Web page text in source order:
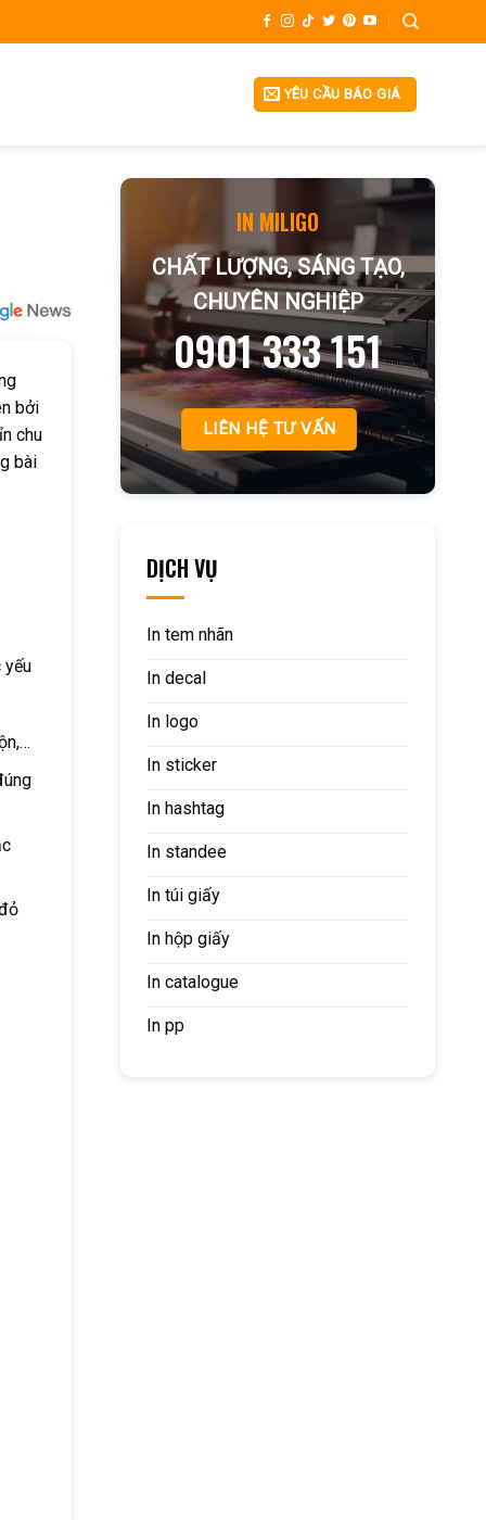
YÊU CẦU BÁO GIÁ
bởi
chu
bài
yếu
IN MILIGO
CHẤT LƯỢNG, SÁNG TẠO,
CHUYÊN NGHIỆP
0901 333 151
LIÊN HỆ TƯ VẤN
DỊCH VỤ
In tem nhãn
In decal
In logo
In sticker
In hashtag
In standee
In túi giấy
In hộp giấy
In catalogue
In pp